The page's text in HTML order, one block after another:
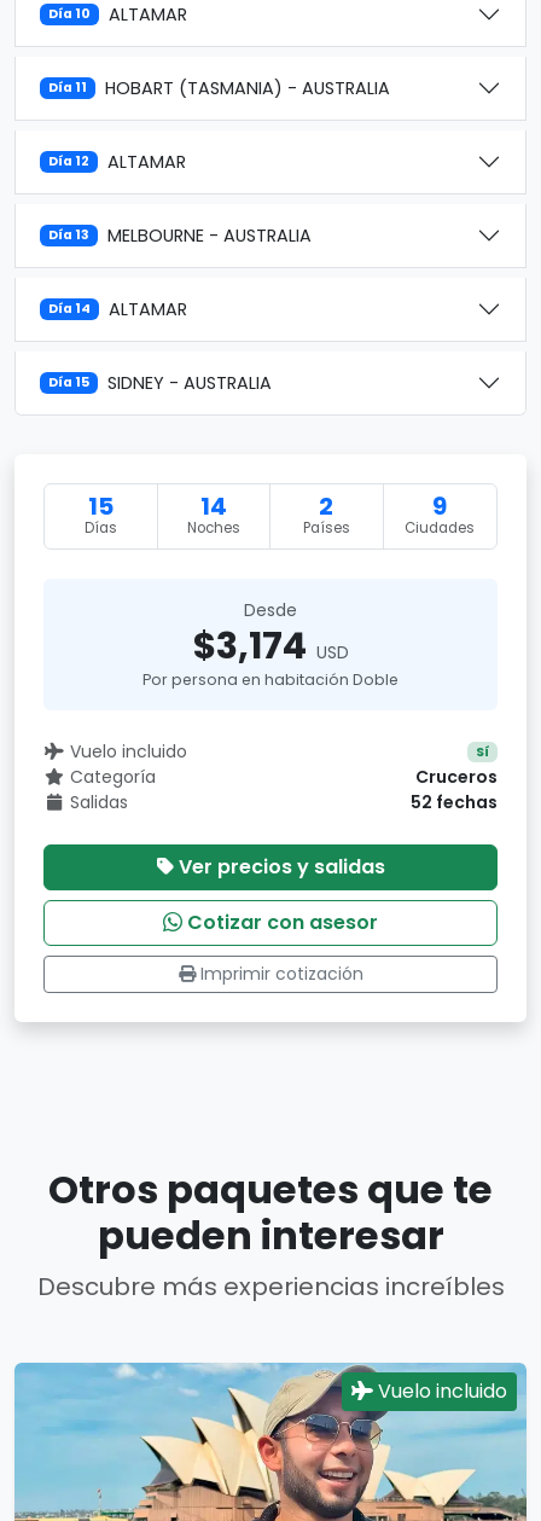
Día 10 ALTAMAR
Día 11 HOBART (TASMANIA) - AUSTRALIA
Día 12 ALTAMAR
Día 13 MELBOURNE - AUSTRALIA
Día 14 ALTAMAR
Día 15 SIDNEY - AUSTRALIA
15
Días
14
Noches
2
Países
9
Ciudades
Desde
$3,174 USD
Por persona en habitación Doble
Vuelo incluido Sí
Categoría
Cruceros
Salidas
52 fechas
Ver precios y salidas
Cotizar con asesor
Imprimir cotización
Otros paquetes que te
pueden interesar
Descubre más experiencias increíbles
Vuelo incluido